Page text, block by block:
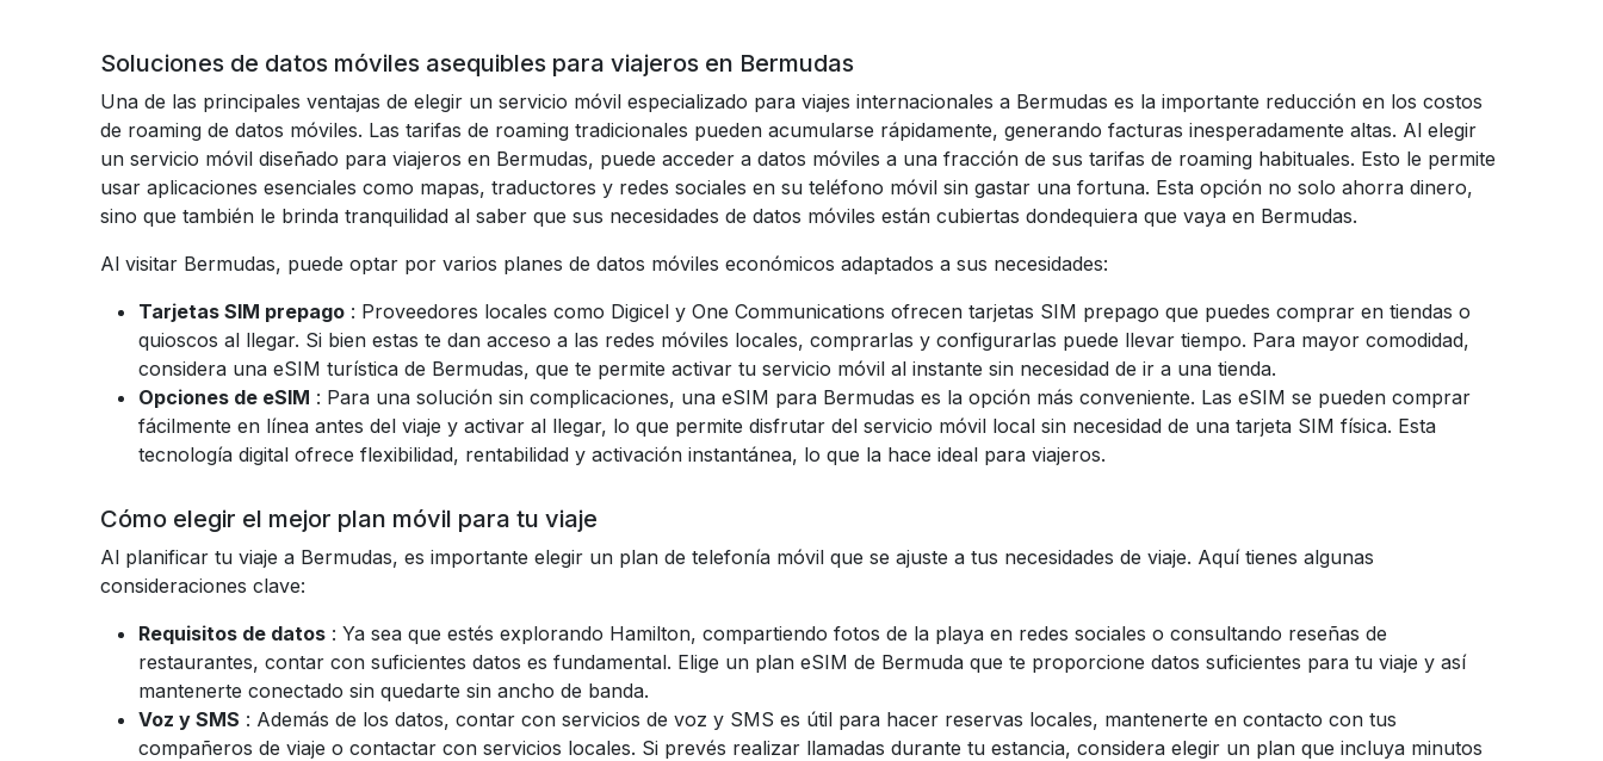
Soluciones de datos móviles asequibles para viajeros en Bermudas
Una de las principales ventajas de elegir un servicio móvil especializado para viajes internacionales a Bermudas es la importante reducción en los costos
de roaming de datos móviles. Las tarifas de roaming tradicionales pueden acumularse rápidamente, generando facturas inesperadamente altas. Al elegir
un servicio móvil diseñado para viajeros en Bermudas, puede acceder a datos móviles a una fracción de sus tarifas de roaming habituales. Esto le permite
usar aplicaciones esenciales como mapas, traductores y redes sociales en su teléfono móvil sin gastar una fortuna. Esta opción no solo ahorra dinero,
sino que también le brinda tranquilidad al saber que sus necesidades de datos móviles están cubiertas dondequiera que vaya en Bermudas.
Al visitar Bermudas, puede optar por varios planes de datos móviles económicos adaptados a sus necesidades:
Tarjetas SIM prepago : Proveedores locales como Digicel y One Communications ofrecen tarjetas SIM prepago que puedes comprar en tiendas o
quioscos al llegar. Si bien estas te dan acceso a las redes móviles locales, comprarlas y configurarlas puede llevar tiempo. Para mayor comodidad,
considera una eSIM turística de Bermudas, que te permite activar tu servicio móvil al instante sin necesidad de ir a una tienda.
Opciones de eSIM : Para una solución sin complicaciones, una eSIM para Bermudas es la opción más conveniente. Las eSIM se pueden comprar
fácilmente en línea antes del viaje y activar al llegar, lo que permite disfrutar del servicio móvil local sin necesidad de una tarjeta SIM física. Esta
tecnología digital ofrece flexibilidad, rentabilidad y activación instantánea, lo que la hace ideal para viajeros.
Cómo elegir el mejor plan móvil para tu viaje
Al planificar tu viaje a Bermudas, es importante elegir un plan de telefonía móvil que se ajuste a tus necesidades de viaje. Aquí tienes algunas
consideraciones clave:
Requisitos de datos : Ya sea que estés explorando Hamilton, compartiendo fotos de la playa en redes sociales o consultando reseñas de
restaurantes, contar con suficientes datos es fundamental. Elige un plan eSIM de Bermuda que te proporcione datos suficientes para tu viaje y así
mantenerte conectado sin quedarte sin ancho de banda.
Voz y SMS : Además de los datos, contar con servicios de voz y SMS es útil para hacer reservas locales, mantenerte en contacto con tus
compañeros de viaje o contactar con servicios locales. Si prevés realizar llamadas durante tu estancia, considera elegir un plan que incluya minutos